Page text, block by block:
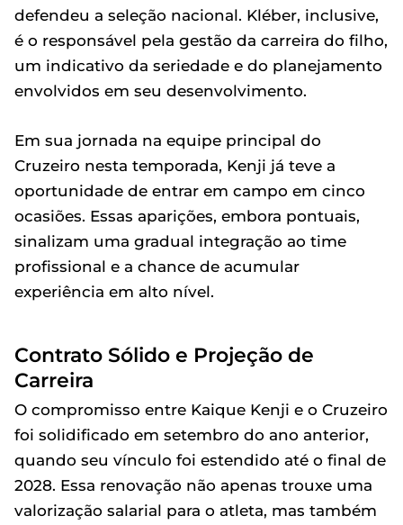
defendeu a seleção nacional. Kléber, inclusive,
é o responsável pela gestão da carreira do filho,
um indicativo da seriedade e do planejamento
envolvidos em seu desenvolvimento.
Em sua jornada na equipe principal do
Cruzeiro nesta temporada, Kenji já teve a
oportunidade de entrar em campo em cinco
ocasiões. Essas aparições, embora pontuais,
sinalizam uma gradual integração ao time
profissional e a chance de acumular
experiência em alto nível.
Contrato Sólido e Projeção de
Carreira
O compromisso entre Kaique Kenji e o Cruzeiro
foi solidificado em setembro do ano anterior,
quando seu vínculo foi estendido até o final de
2028. Essa renovação não apenas trouxe uma
valorização salarial para o atleta, mas também